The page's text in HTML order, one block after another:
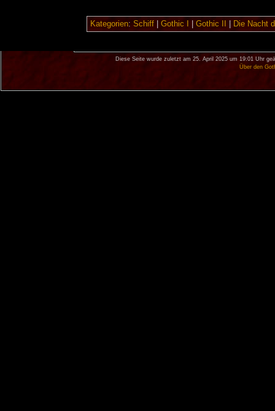
Kategorien: Schiff| Gothic I Gothic II Die Nacht
Diese Seite wurde zuletzt am 25. April 2025 um 19:01 Uhr
Über den